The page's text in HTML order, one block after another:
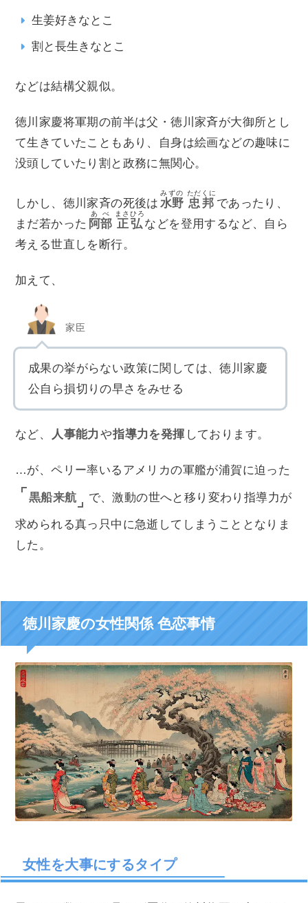
生姜好きなとこ
割と長生きなとこ
などは結構父親似。
徳川家慶将軍期の前半は父・徳川家斉が大御所とし
て生きていたこともあり、自身は絵画などの趣味に
没頭していたり割と政務に無関心。
しかし、徳川家斉の死後は 水野
みずの
忠邦
ただくに
であったり、
まだ若かった 阿部
あべ
正弘
まさひろ
などを登用するなど、自ら
考える世直しを断行。
加えて、
家臣
成果の挙がらない政策に関しては、徳川家慶
公自ら損切りの早さをみせる
など、 人事能力 や指導力を発揮 しております。
…が、ペリー率いるアメリカの軍艦が浦賀に迫った
黒船来航 で、激動の世へと移り変わり指導力が
求められる真っ只中に急逝してしまうこととなりま
した。
徳川家慶の女性関係 色恋事情
女性を大事にするタイプ